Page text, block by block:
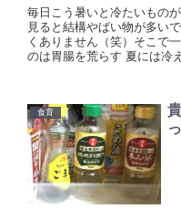
毎日こう暑いと冷たいもの
見ると結構やばい物が多い
くありません（笑）そこで
のは胃腸を荒らす 夏には冷
食育